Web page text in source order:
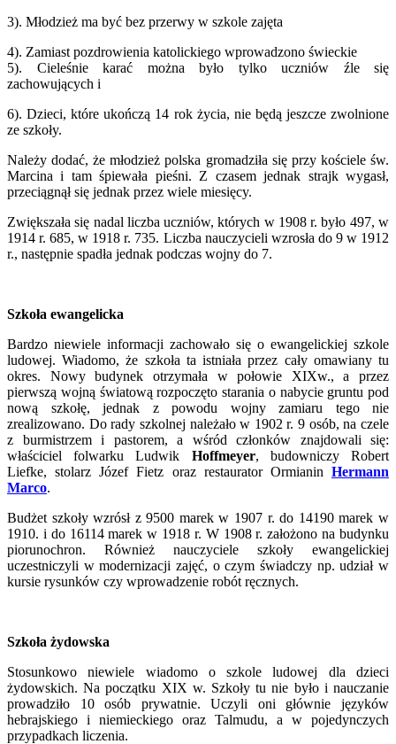
3). Młodzież ma być bez przerwy w szkole zajęta
4). Zamiast pozdrowienia katolickiego wprowadzono świeckie
5). Cieleśnie karać można było tylko uczniów źle się
zachowujących i
6). Dzieci, które ukończą 14 rok życia, nie będą jeszcze zwolnione
ze szkoły.
Należy dodać, że młodzież polska gromadziła się przy kościele św.
Marcina i tam śpiewała pieśni. Z czasem jednak strajk wygasł,
przeciągnął się jednak przez wiele miesięcy.
Zwiększała się nadal liczba uczniów, których w 1908 r. było 497, w
1914 r. 685, w 1918 r. 735. Liczba nauczycieli wzrosła do 9 w 1912
r., następnie spadła jednak podczas wojny do 7.
Szkoła ewangelicka
Bardzo niewiele informacji zachowało się o ewangelickiej szkole
ludowej. Wiadomo, że szkoła ta istniała przez cały omawiany tu
okres. Nowy budynek otrzymała w połowie XIXw., a przez
pierwszą wojną światową rozpoczęto starania o nabycie gruntu pod
nową szkołę, jednak z powodu wojny zamiaru tego nie
zrealizowano. Do rady szkolnej należało w 1902 r. 9 osób, na czele
z burmistrzem i pastorem, a wśród członków znajdowali się:
właściciel folwarku Ludwik Hoffmeyer, budowniczy Robert
Liefke, stolarz Józef Fietz oraz restaurator Ormianin Hermann
Marco.
Budżet szkoły wzrósł z 9500 marek w 1907 r. do 14190 marek w
1910. i do 16114 marek w 1918 r. W 1908 r. założono na budynku
piorunochron. Również nauczyciele szkoły ewangelickiej
uczestniczyli w modernizacji zajęć, o czym świadczy np. udział w
kursie rysunków czy wprowadzenie robót ręcznych.
Szkoła żydowska
Stosunkowo niewiele wiadomo o szkole ludowej dla dzieci
żydowskich. Na początku XIX w. Szkoły tu nie było i nauczanie
prowadziło 10 osób prywatnie. Uczyli oni głównie języków
hebrajskiego i niemieckiego oraz Talmudu, a w pojedynczych
przypadkach liczenia.